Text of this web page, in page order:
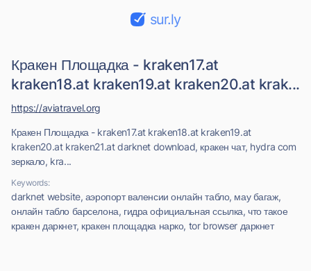
sur.ly
Кракен Площадка - kraken17.at
kraken18.at kraken19.at kraken20.at krak...
Кракен Площадка - kraken17.at kraken18.at kraken19.at
kraken20.at kraken21.at darknet download, кракен чат, hydra com
зеркало, kra...
Keywords:
darknet website, аэропорт валенсии онлайн табло, мау багаж,
онлайн табло барселона, гидра официальная ссылка, что такое
кракен даркнет, кракен площадка нарко, tor browser даркнет
https://aviatravel.org